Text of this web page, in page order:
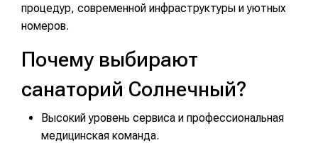
процедур, современной инфраструктуры и уютных
номеров.
Почему выбирают
санаторий Солнечный?
Высокий уровень сервиса и профессиональная
медицинская команда.